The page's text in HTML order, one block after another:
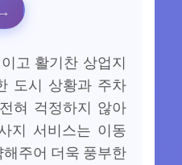
고 활기찬 상업지
도시 상황과 주차
혀 걱정하지 않아
지 서비스는 이동
주어 더욱 풍부한